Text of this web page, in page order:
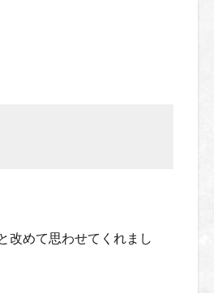
改めて思わせてくれまし